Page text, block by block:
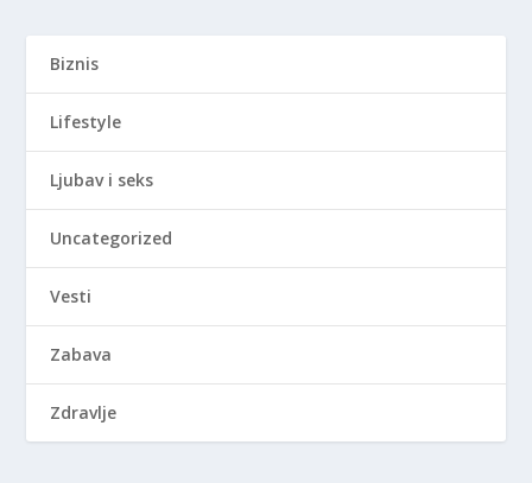
Biznis
Lifestyle
Ljubav i seks
Uncategorized
Vesti
Zabava
Zdravlje